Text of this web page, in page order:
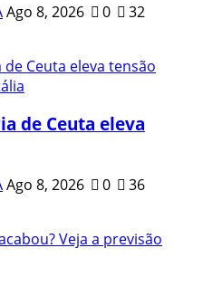
Ago 8, 2026 0 32
de Ceuta eleva
Ago 8, 2026 0 36